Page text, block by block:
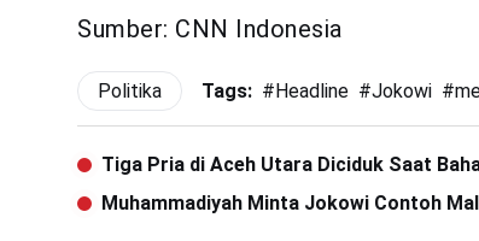
Sumber: CNN Indonesia
Politika Tags: #Headline #Jokowi #
Tiga Pria di Aceh Utara Diciduk Saat
Muhammadiyah Minta Jokowi Contoh